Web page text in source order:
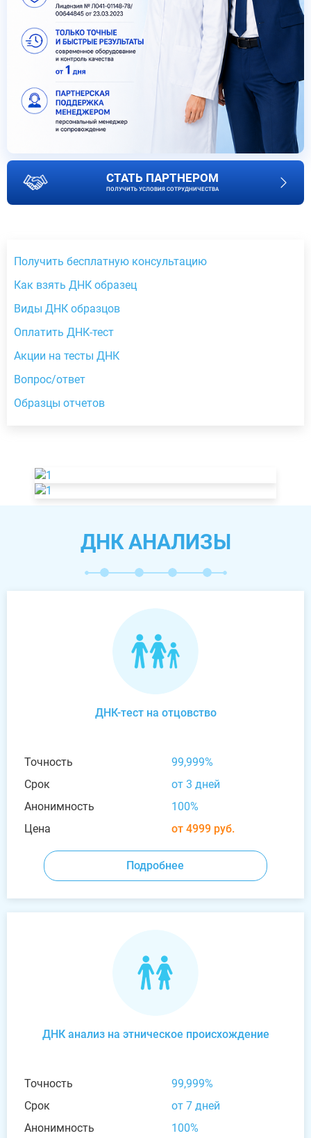
СТАТЬ ПАРТНЕРОМ
ПОЛУЧИТЬ УСЛОВИЯ СОТРУДНИЧЕСТВА
Получить бесплатную консультацию
Как взять ДНК образец
Виды ДНК образцов
Оплатить ДНК-тест
Акции на тесты ДНК
Вопрос/ответ
Образцы отчетов
ДНК АНАЛИЗЫ
ДНК-тест на отцовство
Точность
99,999%
Срок
от 3 дней
Анонимность
100%
Цена
от 4999 руб.
Подробнее
ДНК анализ на этническое происхождение
Точность
99,999%
Срок
от 7 дней
Анонимность
100%